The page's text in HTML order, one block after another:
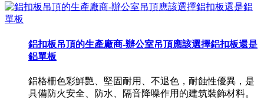
鋁扣板吊頂的生產廠商-辦公室吊頂應該選擇鋁扣板還是
鋁單板
鋁格柵色彩鮮艷、堅固耐用、不退色，耐蝕性優異，是
具備防火安全、防水、隔音降噪作用的建筑裝飾材料。